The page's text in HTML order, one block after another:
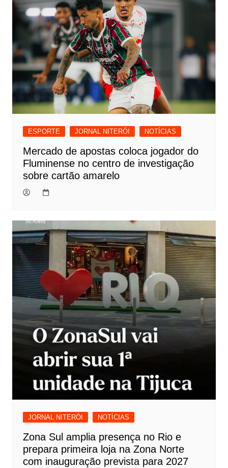
ESPORTE JORNAL NITERÓI NOTÍCIAS
Mercado de apostas coloca jogador do
Fluminense no centro de investigação
sobre cartão amarelo
JORNAL NITERÓI NOTÍCIAS
Zona Sul amplia presença no Rio e
prepara primeira loja na Zona Norte
com inauguração prevista para 2027